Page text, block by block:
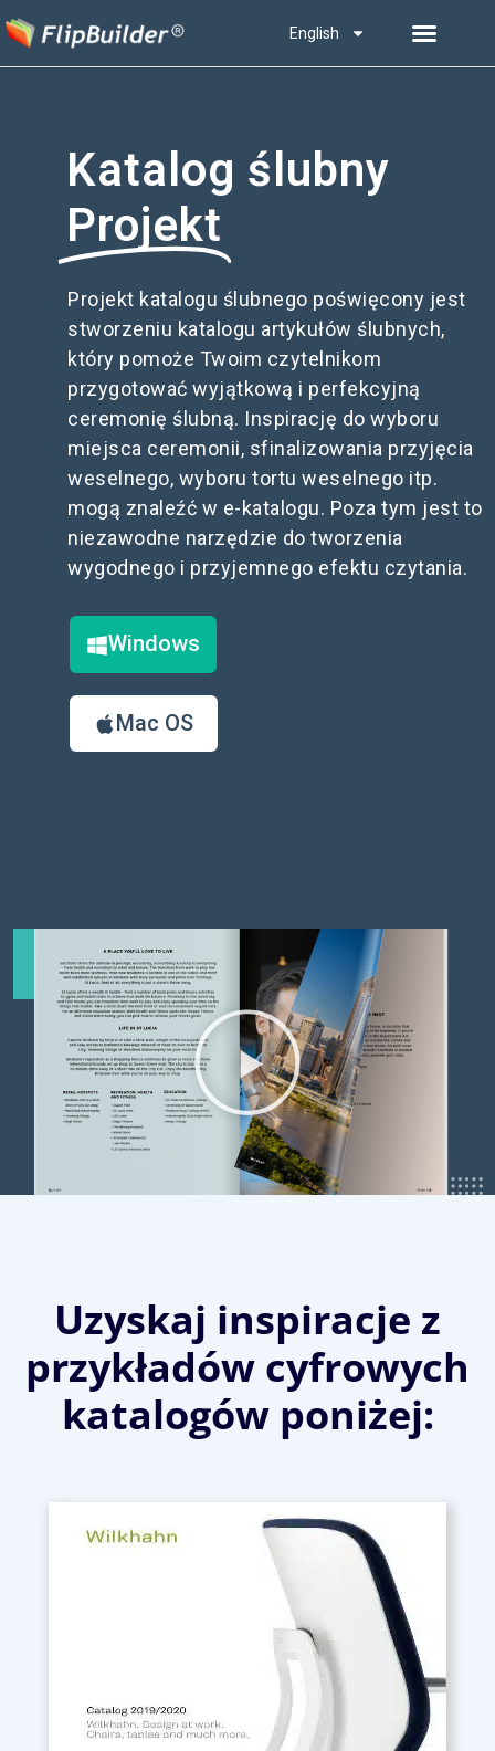
English
Katalog ślubny
Projekt
Projekt katalogu ślubnego poświęcony jest
stworzeniu katalogu artykułów ślubnych,
który pomoże Twoim czytelnikom
przygotować wyjątkową i perfekcyjną
ceremonię ślubną. Inspirację do wyboru
miejsca ceremonii, sfinalizowania przyjęcia
weselnego, wyboru tortu weselnego itp.
mogą znaleźć w e-katalogu. Poza tym jest to
niezawodne narzędzie do tworzenia
wygodnego i przyjemnego efektu czytania.
Windows
Mac OS
Uzyskaj inspiracje z
przykładów cyfrowych
katalogów poniżej: